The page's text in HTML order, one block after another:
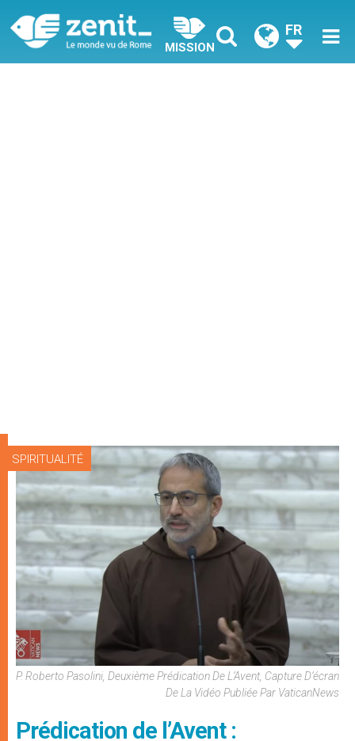
MISSION
FR
SPIRITUALITÉ
P. Roberto Pasolini, Deuxième Prédication De L’Avent, Capture D’écran
De La Vidéo Publiée Par VaticanNews
Prédication de l’Avent :